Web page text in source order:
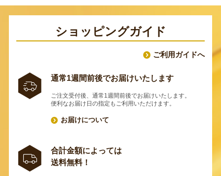
ショッピングガイド
ご利用ガイドへ
通常1週間前後でお届けいたします
ご注文受付後、通常1週間前後でお届けいたします。
便利なお届け日の指定もご利用いただけます。
お届けについて
合計金額によっては
送料無料！